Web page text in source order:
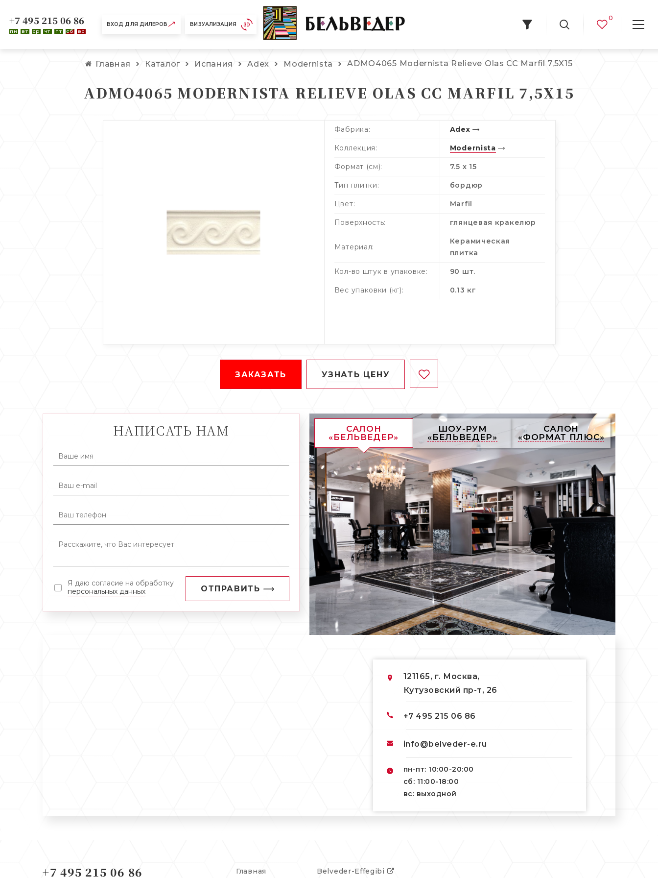
ВХОД ДЛЯ ДИЛЕРОВ ВИЗУАЛИЗАЦИЯ
+7 495 215 06 86
пн вт ср чт пт сб вс
0
Главная Каталог Испания Adex Modernista ADMO4065 Modernista Relieve Olas CC Marfil 7,5X15
ADMO4065 MODERNISTA RELIEVE OLAS CC MARFIL 7,5X15
Фабрика: Adex
Коллекция: Modernista
Формат (см): 7.5 x 15
Тип плитки: бордюр
Цвет: Marfil
Поверхность: глянцевая кракелюр
Материал:
Керамическая
плитка
Кол-во штук в упаковке: 90 шт.
Вес упаковки (кг): 0.13 кг
ЗАКАЗАТЬ УЗНАТЬ ЦЕНУ
НАПИСАТЬ НАМ
Я даю согласие на обработку
персональных данных
ОТПРАВИТЬ
САЛОН
«БЕЛЬВЕДЕР»
ШОУ-РУМ
«БЕЛЬВЕДЕР»
САЛОН
«ФОРМАТ ПЛЮС»
121165, г. Москва,
Кутузовский пр-т, 26
+7 495 215 06 86
info@belveder-e.ru
пн-пт: 10:00-20:00
сб: 11:00-18:00
вс: выходной
+7 495 215 06 86 Главная Belveder-Effegibi